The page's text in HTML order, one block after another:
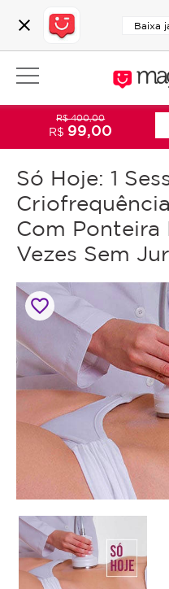
close Baixa
Só Hoje: 1
Com Ponteira
Vezes Sem
favorite_border
R$ 400,00
R$ 99,00